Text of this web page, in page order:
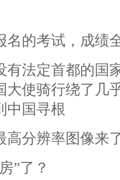
名的考试，成绩
有法定首都的国
大使骑行绕了几
中国寻根
高分辨率图像来
”了？